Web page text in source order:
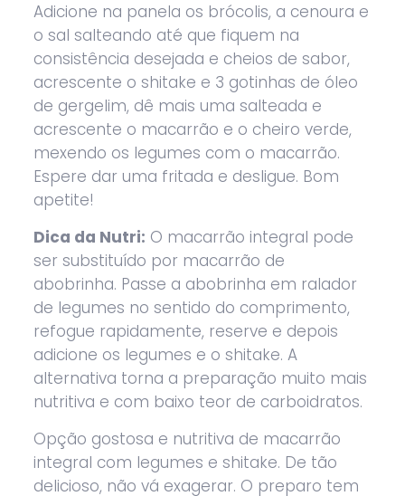
Adicione na panela os brócolis, a cenoura e
o sal salteando até que fiquem na
consistência desejada e cheios de sabor,
acrescente o shitake e 3 gotinhas de óleo
de gergelim, dê mais uma salteada e
acrescente o macarrão e o cheiro verde,
mexendo os legumes com o macarrão.
Espere dar uma fritada e desligue. Bom
apetite!
Dica da Nutri: O macarrão integral pode
ser substituído por macarrão de
abobrinha. Passe a abobrinha em ralador
de legumes no sentido do comprimento,
refogue rapidamente, reserve e depois
adicione os legumes e o shitake. A
alternativa torna a preparação muito mais
nutritiva e com baixo teor de carboidratos.
Opção gostosa e nutritiva de macarrão
integral com legumes e shitake. De tão
delicioso, não vá exagerar. O preparo tem